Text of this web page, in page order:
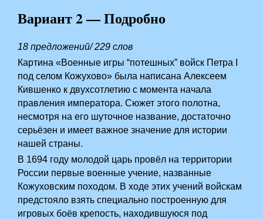
Вариант 2 — Подробно
18 предложений/ 229 слов
Картина «Военные игры “потешных” войск Петра I
под селом Кожухово» была написана Алексеем
Кившенко к двухсотлетию с момента начала
правления императора. Сюжет этого полотна,
несмотря на его шуточное название, достаточно
серьёзен и имеет важное значение для истории
нашей страны.
В 1694 году молодой царь провёл на территории
России первые военные учение, названные
Кожуховским походом. В ходе этих учений войскам
предстояло взять специально построенную для
игровых боёв крепость, находившуюся под